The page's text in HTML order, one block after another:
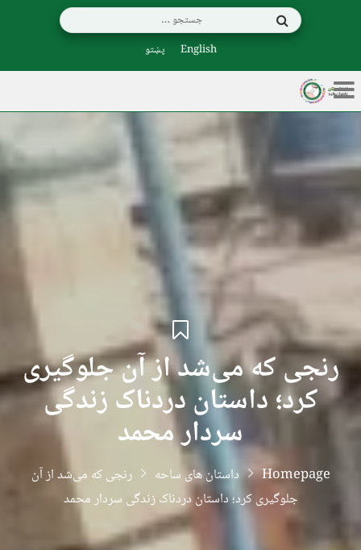
English پښتو
رنجی که می‌شد از آن جلوگیری
کرد؛ داستان دردناک زندگی
سردار محمد
Homepage داستان های ساحه
رنجی که می‌شد از آن
جلوگیری کرد؛ داستان دردناک زندگی سردار محمد